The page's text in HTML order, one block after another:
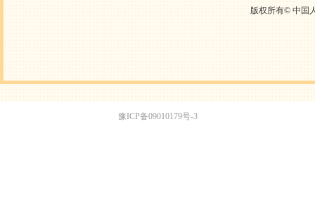
版权所有© 中国
豫ICP备09010179号-3